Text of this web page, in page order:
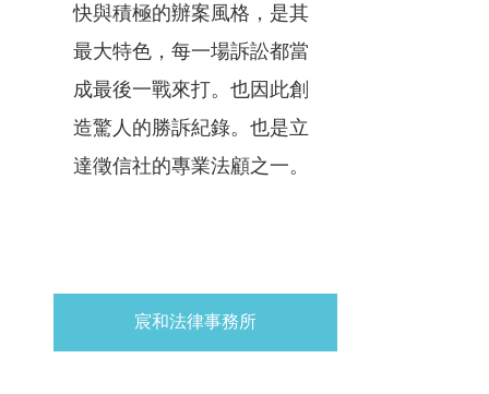
快與積極的辦案風格，是其
最大特色，每一場訴訟都當
成最後一戰來打。也因此創
造驚人的勝訴紀錄。也是立
達徵信社的專業法顧之一。
宸和法律事務所